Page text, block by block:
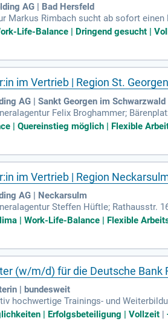
AG | Bad Hersfeld
Markus Rimbach sucht ab sofort
und Umgebung.
Life-Balance | Dringend gesucht |
im Vertrieb | Region St.
AG | Sankt Georgen im Schwarzwald
Felix Broghammer;
David Kerner: Leiter der
| Quereinstieg möglich | Flexible
im Vertrieb | Region
AG | Neckarsulm
Steffen Hüftle; Rathausstr.
Tel. 0160 97257947.
| Work-Life-Balance | Flexible
(w/m/d) für die Deutsche Bank
| bundesweit
hochwertige Trainings- und
Möglichkeit zur Erschließung
| Erfolgsbeteiligung | Vollzeit |